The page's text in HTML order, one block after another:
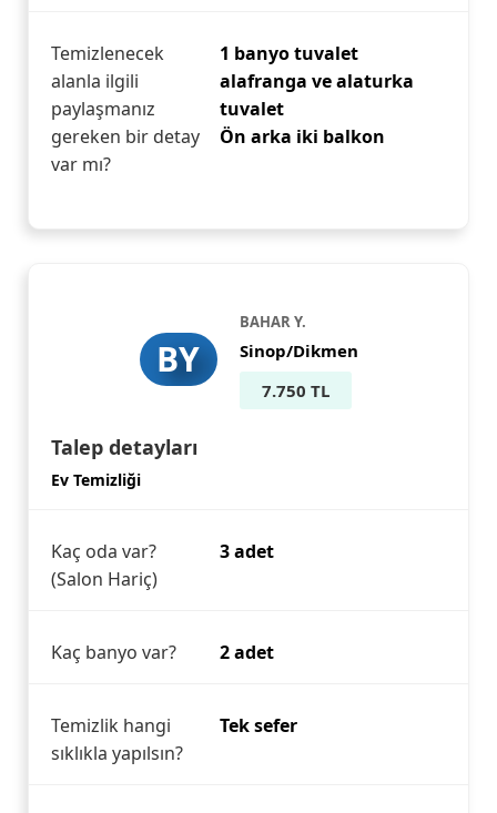
Temizlenecek
alanla ilgili
paylaşmanız
gereken bir detay
var mı?
1 banyo tuvalet
alafranga ve alaturka
tuvalet
Ön arka iki balkon
BY
BAHAR Y.
Sinop/Dikmen
7.750 TL
Talep detayları
Ev Temizliği
Kaç oda var?
(Salon Hariç)
3 adet
Kaç banyo var? 2 adet
Temizlik hangi
sıklıkla yapılsın?
Tek sefer